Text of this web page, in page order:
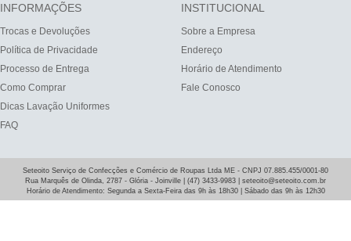
INFORMAÇÕES
Trocas e Devoluções
Política de Privacidade
Processo de Entrega
Como Comprar
Dicas Lavação Uniformes
FAQ
INSTITUCIONAL
Sobre a Empresa
Endereço
Horário de Atendimento
Fale Conosco
Seteoito Serviço de Confecções e Comércio de Roupas Ltda ME - CNPJ 07.885.455/0001-80
Rua Marquês de Olinda, 2787 - Glória - Joinville | (47) 3433-9983 | seteoito@seteoito.com.br
Horário de Atendimento: Segunda a Sexta-Feira das 9h às 18h30 | Sábado das 9h às 12h30